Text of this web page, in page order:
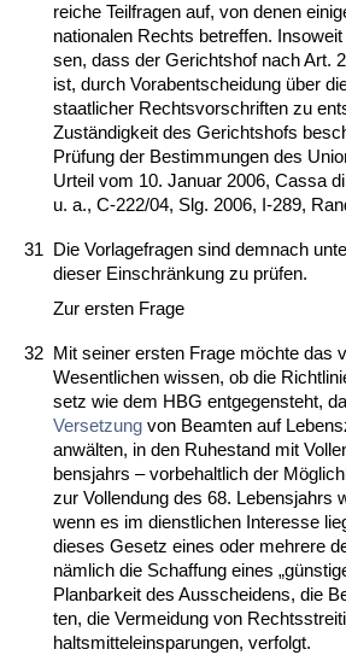
rei­che Teil­fra­gen auf, von de­nen
na­tio­na­len Rechts be­tref­fen.
sen, dass der Ge­richts­hof nach Art.
ist, durch Vor­ab­ent­schei­dung über
staat­li­cher Rechts­vor­schrif­ten zu
Zuständig­keit des Ge­richts­hofs
Prüfung der Be­stim­mun­gen des
Ur­teil vom 10. Ja­nu­ar 2006, Cas­sa
u. a., C‑222/04, Slg. 2006, I‑289,
31 Die Vor­la­ge­fra­gen sind dem­nach
die­ser Ein­schränkung zu prüfen.
Zur ers­ten Fra­ge
32 Mit sei­ner ers­ten Fra­ge möch­te das
We­sent­li­chen wis­sen, ob die
setz wie dem HBG ent­ge­gen­steht,
Ver­set­zung von Be­am­ten auf
anwälten, in den Ru­he­stand mit
bens­jahrs – vor­be­halt­lich der
zur Voll­endung des 68. Le­bens­jahrs
wenn es im dienst­li­chen In­ter­es­se
die­ses Ge­setz ei­nes oder meh­re­re
nämlich die Schaf­fung ei­nes
Plan­bar­keit des Aus­schei­dens, die
ten, die Ver­mei­dung von
halts­mit­tel­ein­spa­run­gen, ver­folgt.